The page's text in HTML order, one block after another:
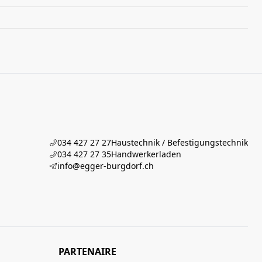
034 427 27 27Haustechnik / Befestigungstechnik
034 427 27 35Handwerkerladen
info@egger-burgdorf.ch
PARTENAIRE